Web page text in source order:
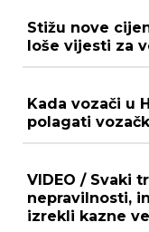
Stižu nove
loše vijesti za
Kada vozači u
polagati
VIDEO / Svaki
nepravilnosti,
izrekli kazne